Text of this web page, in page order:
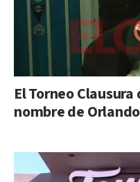
El Torneo
nombre de